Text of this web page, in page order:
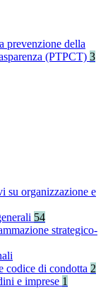
prevenzione della
(PTPCT) 3
su organizzazione e
54
strategico-
codice di condotta 2
e imprese 1